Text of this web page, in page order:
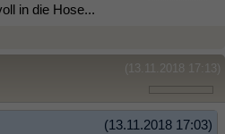
in die Hose...
(13.11.2018 17:13)
(13.11.2018 17:03)